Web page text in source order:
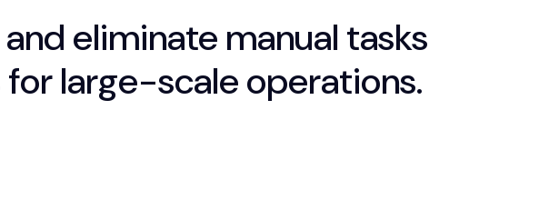
eliminate manual tasks
for large-scale operations.